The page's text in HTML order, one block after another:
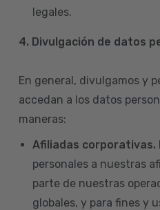
legales.
4. Divulgación de datos
En general, divulgamos y
accedan a los datos
maneras:
Afiliadas corporativas.
personales a nuestras
parte de nuestras
globales, y para fines y